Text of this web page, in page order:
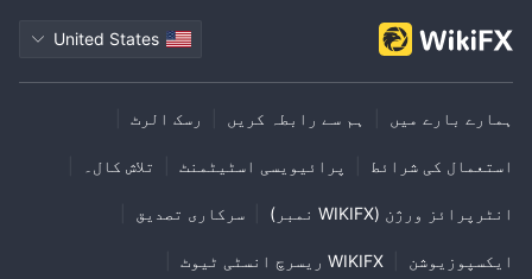
United States
ہمارے بارے میں ہم سے رابطہ کریں رسک الرٹ
استعمال کی شرائط پرائیویسی اسٹیٹمنٹ تلاش کال۔
انٹرپرائز ورژن (WIKIFX نمبر) سرکاری تصدیق
ایکسپوزیوشن WIKIFX ریسرچ انسٹی ٹیوٹ